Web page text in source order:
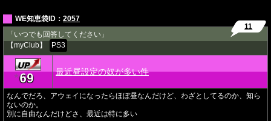
WE知恵袋ID： 2057
「いつでも回答してください」
【myClub】
PS3
11
★69 最近昼設定の奴が多い件
なんでだろ、アウェイになったらほぼ昼なんだけど、わざとしてるのか、知ら
ないのか。
別に自由なんだけどさ、最近は特に多い